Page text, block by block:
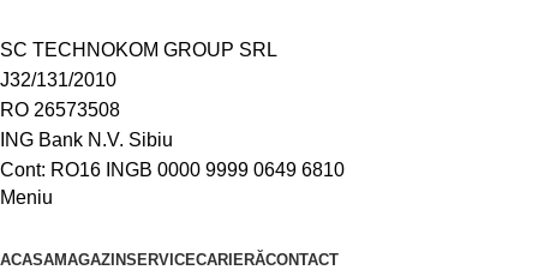
SC TECHNOKOM GROUP SRL
J32/131/2010
RO 26573508
ING Bank N.V. Sibiu
Cont: RO16 INGB 0000 9999 0649 6810
Meniu
ACASAMAGAZINSERVICECARIERĂCONTACT